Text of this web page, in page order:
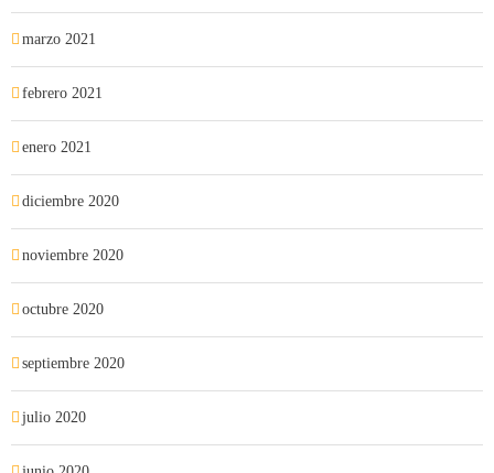
marzo 2021
febrero 2021
enero 2021
diciembre 2020
noviembre 2020
octubre 2020
septiembre 2020
julio 2020